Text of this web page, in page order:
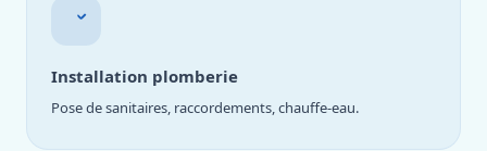
Installation plomberie
Pose de sanitaires, raccordements, chauffe-eau.